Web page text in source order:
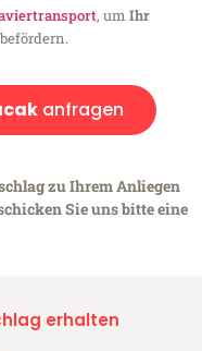
, um Ihr
anfragen
zu Ihrem Anliegen
Sie uns bitte eine
erhalten